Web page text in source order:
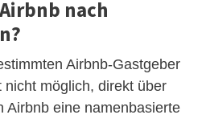
nach
Airbnb-Gastgeber
möglich, direkt über
Airbnb eine namenbasierte